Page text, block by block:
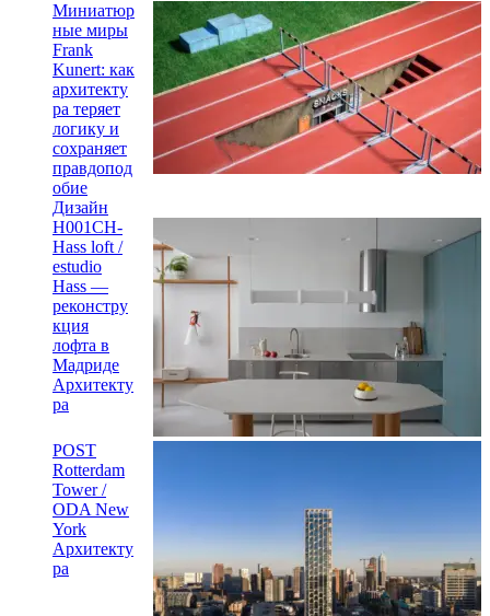
Миниатюр
ные миры
Frank
Kunert: как
архитекту
ра теряет
логику и
сохраняет
правдопод
обие
Дизайн
H001CH-
Hass loft /
estudio
Hass —
реконстру
кция
лофта в
Мадриде
Архитекту
ра
POST
Rotterdam
Tower /
ODA New
York
Архитекту
ра